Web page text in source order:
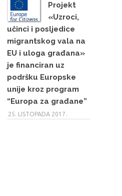
Projekt
«Uzroci,
učinci i posljedice
migrantskog vala na
EU i uloga građana»
je financiran uz
podršku Europske
unije kroz program
“Europa za građane”
25. LISTOPADA 2017.